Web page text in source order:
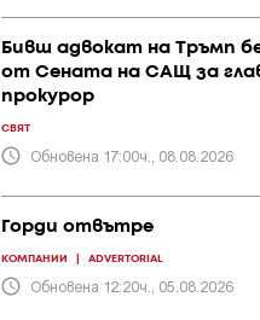
Бивш адвокат на Тръмп
от Сената на САЩ за
прокурор
СВЯТ
Обновена 17:00ч., 08.08.2026
Горди отвътре
КОМПАНИИ ADVERTORIAL
Обновена 12:20ч., 05.08.2026